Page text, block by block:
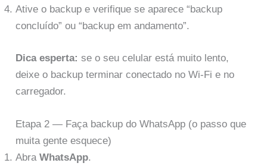
Ative o backup e verifique se aparece “backup
concluído” ou “backup em andamento”.
Dica esperta: se o seu celular está muito lento,
deixe o backup terminar conectado no Wi-Fi e no
carregador.
Etapa 2 — Faça backup do WhatsApp (o passo que
muita gente esquece)
AbraWhatsApp.